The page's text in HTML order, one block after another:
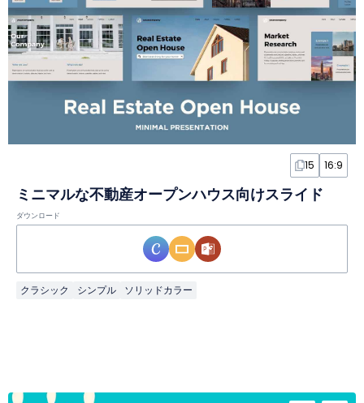
15 16:9
ミニマルな不動産オープンハウス向けスライド
ダウンロード
クラシック シンプル ソリッドカラー